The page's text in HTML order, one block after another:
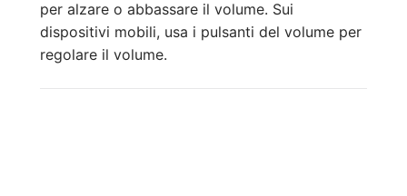
per alzare o abbassare il volume. Sui
dispositivi mobili, usa i pulsanti del volume per
regolare il volume.